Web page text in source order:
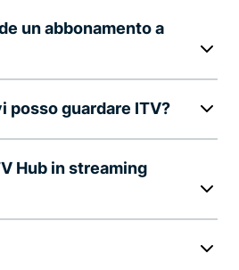
un abbonamento a
posso guardare ITV?
Hub in streaming